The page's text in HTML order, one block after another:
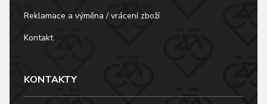
Reklamace a výměna / vrácení zboží
Kontakt
KONTAKTY